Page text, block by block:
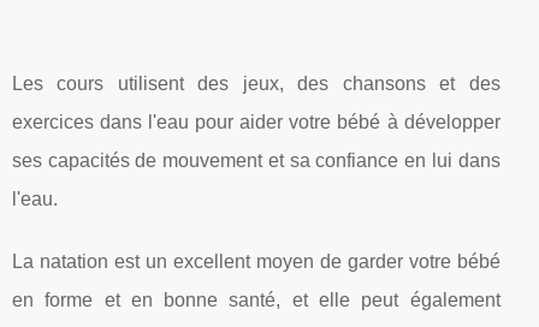
Les cours utilisent des jeux, des chansons et des
exercices dans l'eau pour aider votre bébé à développer
ses capacités de mouvement et sa confiance en lui dans
l'eau.
La natation est un excellent moyen de garder votre bébé
en forme et en bonne santé, et elle peut également